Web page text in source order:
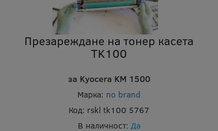
Презареждане на тонер касета
TK100
за Kyocera KM 1500
Марка: no brand
Код: rskl tk100 5767
В наличност: Да